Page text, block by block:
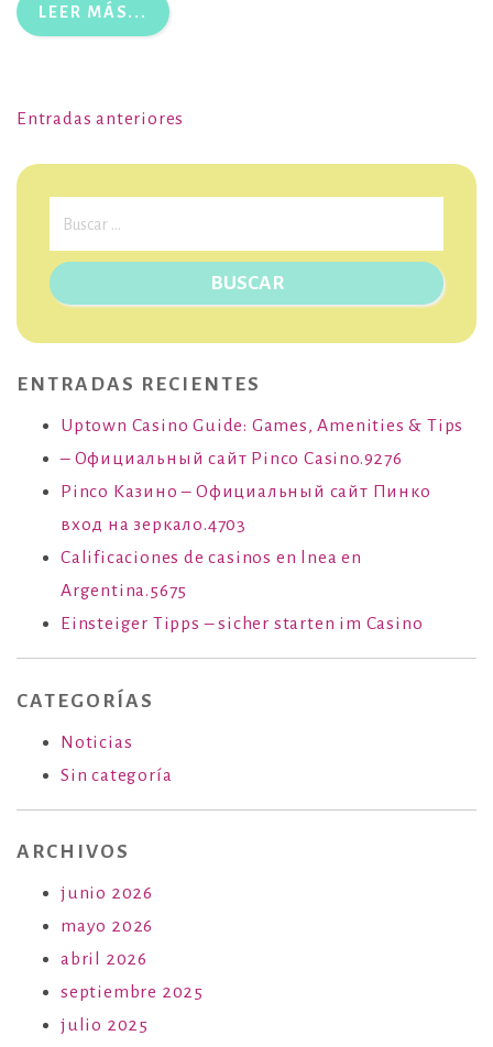
LEER MÁS...
Navegación
de
entradas
Entradas anteriores
ENTRADAS RECIENTES
Uptown Casino Guide: Games, Amenities & Tips
– Официальный сайт Pinco Casino.9276
Pinco Казино – Официальный сайт Пинко
вход на зеркало.4703
Calificaciones de casinos en lnea en
Argentina.5675
Einsteiger Tipps – sicher starten im Casino
CATEGORÍAS
Noticias
Sin categoría
ARCHIVOS
junio 2026
mayo 2026
abril 2026
septiembre 2025
julio 2025